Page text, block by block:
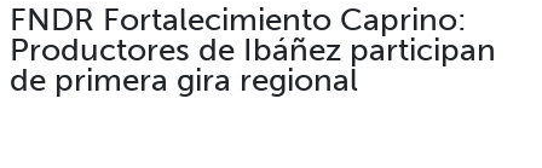
FNDR Fortalecimiento Caprino:
Productores de Ibáñez participan
de primera gira regional